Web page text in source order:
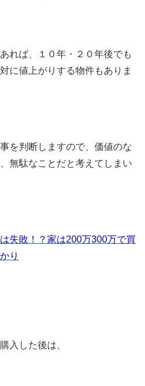
れば、１０年・２０年後でも
に値上がりする物件もありま
を判断しますので、価値のな
無駄なことだと考えてしまい
失敗！？家は200万300万で買
り
入した後は、